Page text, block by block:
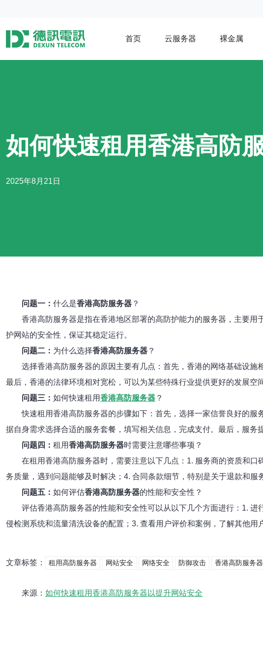
首页 云服务器 裸金属
如何快速租用香港高防
2025年8月21日
问题一： 什么是香港高防服务器 ？
香港高防服务器是指在香港地区部署的高防护能力的服务器，主要
护网站的安全性，保证其稳定运行。
问题二： 为什么选择香港高防服务器 ？
选择香港高防服务器的原因主要有几点：首先，香港的网络基础设
最后，香港的法律环境相对宽松，可以为某些特殊行业提供更好的发展空间
问题三： 如何快速租用香港高防服务器 ？
快速租用香港高防服务器的步骤如下：首先，选择一家信誉良好的
据自身需求选择合适的服务套餐，填写相关信息，完成支付。最后，服
问题四： 租用香港高防服务器时需要注意哪些事项？
在租用香港高防服务器时，需要注意以下几点：1. 服务商的资质和
务质量，遇到问题能够及时解决；4. 合同条款细节，特别是关于退款和服
问题五： 如何评估香港高防服务器的性能和安全性？
评估香港高防服务器的性能和安全性可以从以下几个方面进行：1.
侵检测系统和流量清洗设备的配置；3. 查看用户评价和案例，了解其他
文章标签： 租用高防服务器 网站安全 网络安全 防御攻击 香港高防服务器
来源： 如何快速租用香港高防服务器以提升网站安全